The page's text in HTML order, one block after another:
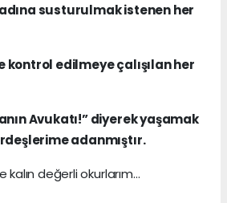
adına susturulmak istenen her
kontrol edilmeye çalışılan her
Avukatı!” diyerek yaşamak
adanmıştır.
değerli okurlarım…